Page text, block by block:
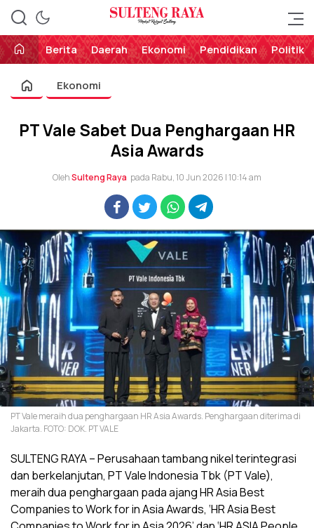
Sulteng Raya
Perekat Rakyat Sulteng
Berita
Daerah Ekonomi Pendidikan Politik
Ekonomi
PT Vale Sabet Dua Penghargaan HR
Asia Awards
OlehSulteng Raya pada Rabu, 10 Jun 2026 | 10:14 am
PT Vale meraih dua penghargaan HR Asia Awards. Penghargaan diterima di
Jakarta. FOTO: DOK. PT VALE
SULTENG RAYA – Perusahaan tambang nikel terintegrasi
dan berkelanjutan, PT Vale Indonesia Tbk (PT Vale),
meraih dua penghargaan pada ajang HR Asia Best
Companies to Work for in Asia Awards, ‘HR Asia Best